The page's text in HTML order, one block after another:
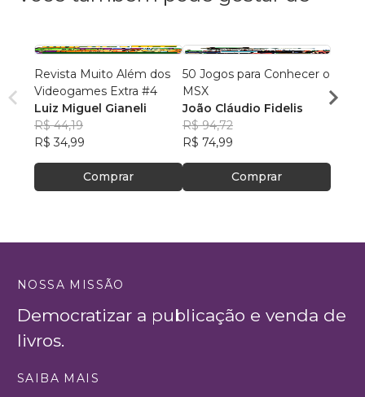
Revista Muito Além dos
Videogames Extra #4
Luiz Miguel Gianeli
R$ 44,19
R$ 34,99
Comprar
50 Jogos para Conhecer o
MSX
João Cláudio Fidelis
R$ 94,72
R$ 74,99
Comprar
L. M.
NOSSA MISSÃO
Democratizar a publicação e venda de
livros.
SAIBA MAIS